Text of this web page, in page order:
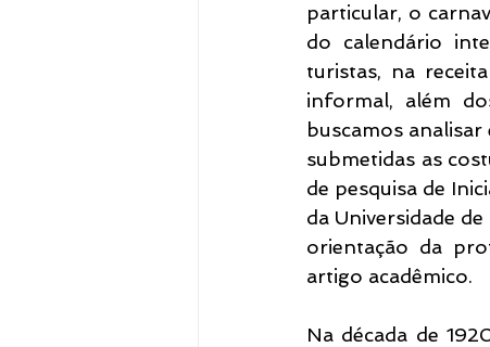
particular, o
do calendário
turistas, na
informal, além
buscamos
submetidas as
de pesquisa de
da Universidade
orientação da
artigo acadêmico.
Na década de